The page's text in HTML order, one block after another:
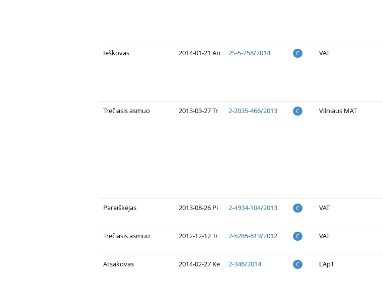
Ieškovas 2014-01-21 An 2S-5-258/2014 C VAT
Trečiasis asmuo 2013-03-27 Tr 2-2035-466/2013 C Vilniaus MAT
Pareiškėjas 2013-08-26 Pi 2-4934-104/2013 C VAT
Trečiasis asmuo 2012-12-12 Tr 2-5285-619/2012 C VAT
Atsakovas 2014-02-27 Ke 2-346/2014 C LApT